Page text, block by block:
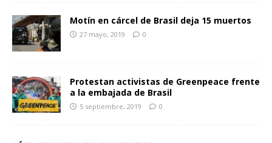
Motín en cárcel de Brasil deja 15 muertos
27 mayo, 2019 0
Protestan activistas de Greenpeace frente
a la embajada de Brasil
5 septiembre, 2019 0